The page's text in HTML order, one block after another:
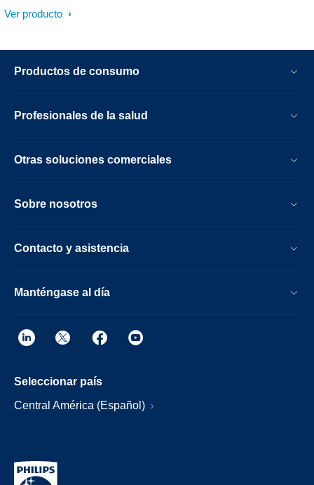
Ver producto
Productos de consumo
Profesionales de la salud
Otras soluciones comerciales
Sobre nosotros
Contacto y asistencia
Manténgase al día
Seleccionar país
Central América (Español)